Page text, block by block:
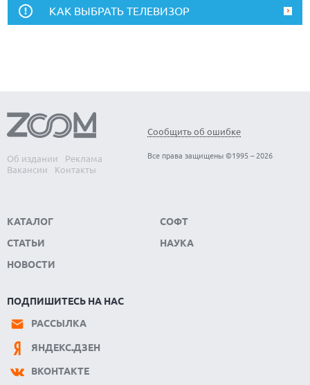
КАК ВЫБРАТЬ ТЕЛЕВИЗОР
Об издании
Реклама
Вакансии
Контакты
Сообщить об ошибке
Все права защищены ©1995 – 2026
КАТАЛОГ
СТАТЬИ
НОВОСТИ
СОФТ
НАУКА
ПОДПИШИТЕСЬ НА НАС
РАССЫЛКА
ЯНДЕКС.ДЗЕН
ВКОНТАКТЕ